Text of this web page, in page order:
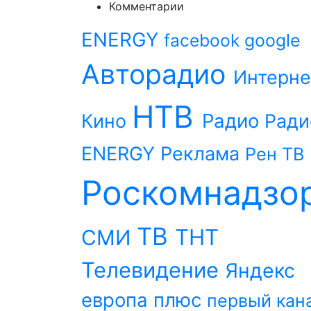
Комментарии
ENERGY facebook google
Авторадио
Кино НТВ Радио
ENERGY Реклама Рен ТВ
СМИ ТВ ТНТ
Телевидение Яндекс
европа плюс первый